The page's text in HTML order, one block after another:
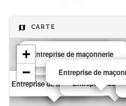
CARTE
Maçonnerie
Maçonnerie
Entreprise de maçonnerieEntreprise de
Entreprise de maçonnerie
Entreprise de maçonnerie
Entreprise de
Entreprise de maçonnerie
Entreprise de
+
−